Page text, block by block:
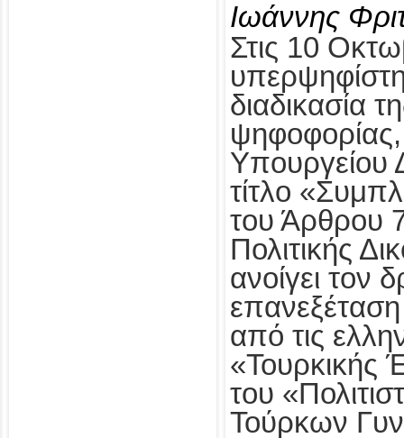
Ιωάννης
Στις 10
διαδικασία
Υπουργείου
τίτλο
του Άρθρου
Πολιτικής
ανοίγει τον
από τις
«Τουρκικής
του
Τούρκων